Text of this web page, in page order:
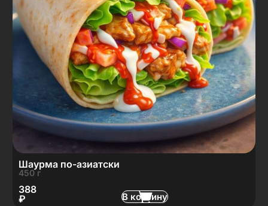
Шаурма по-азиатски
450 г
388
₽
В корзину